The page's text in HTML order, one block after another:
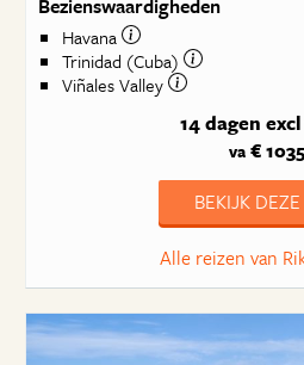
Bezienswaardigheden
Havana
Trinidad (Cuba)
Viñales Valley
14 dagen
va € 1035
BEKIJK DEZE
Alle reizen van